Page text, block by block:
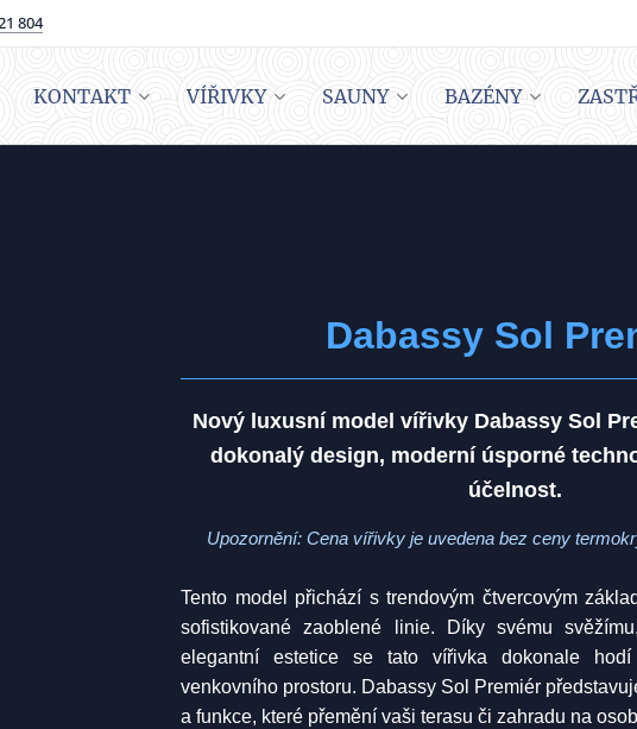
804
KONTAKT VÍŘIVKY SAUNY BAZÉNY
Dabassy Sol
Nový luxusní model vířivky Dabassy Sol
dokonalý design, moderní úsporné
účelnost.
Upozornění: Cena vířivky je uvedena bez ceny
Tento model přichází s trendovým čtvercovým
sofistikované zaoblené linie. Díky svému
elegantní estetice se tato vířivka dokonale
venkovního prostoru. Dabassy Sol Premiér
a funkce, které přemění vaši terasu či zahradu na